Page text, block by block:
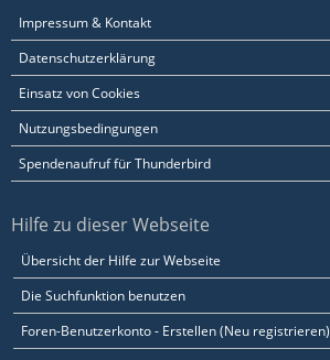
Impressum & Kontakt
Datenschutzerklärung
Einsatz von Cookies
Nutzungsbedingungen
Spendenaufruf für Thunderbird
Hilfe zu dieser Webseite
Übersicht der Hilfe zur Webseite
Die Suchfunktion benutzen
Foren-Benutzerkonto - Erstellen (Neu registrieren)